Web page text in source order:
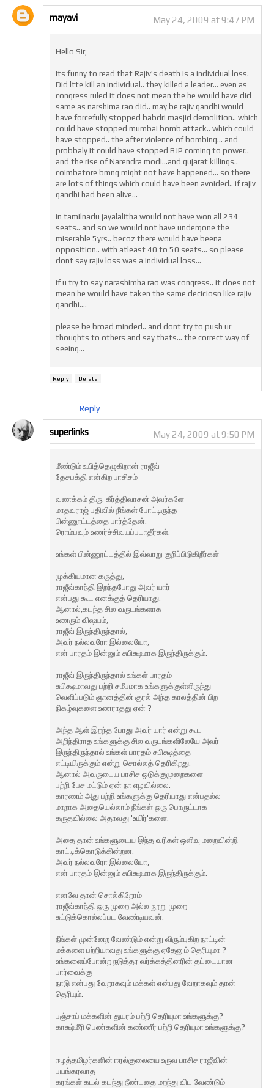
mayavi May 24, 2009 at 9:47 PM
Hello Sir,
Its funny to read that Rajiv's death is a individual loss.
Did ltte kill an individual.. they killed a leader... even as
congress ruled it does not mean the he would have did
same as narshima rao did.. may be rajiv gandhi would
have forcefully stopped babdri masjid demolition.. which
could have stopped mumbai bomb attack.. which could
have stopped.. the after violence of bombing... and
probbaly it could have stopped BJP coming to power..
and the rise of Narendra modi...and gujarat killings..
coimbatore bmng might not have happened... so there
are lots of things which could have been avoided.. if rajiv
gandhi had been alive...
in tamilnadu jayalalitha would not have won all 234
seats.. and so we would not have undergone the
miserable 5yrs.. becoz there would have beena
opposition.. with atleast 40 to 50 seats... so please
dont say rajiv loss was a individual loss...
if u try to say narashimha rao was congress.. it does not
mean he would have taken the same deciciosn like rajiv
gandhi....
please be broad minded.. and dont try to push ur
thoughts to others and say thats... the correct way of
seeing...
Reply Delete
Reply
superlinks May 24, 2009 at 9:50 PM
மீண்டும் உயித்தெழுகிறான் ராஜீவ்
தேசபக்தி என்கிற பாசிசம்
வணக்கம் திரு. கீர்த்திவாசன் அவர்களே
மாதவராஜ் பதிவில் நீங்கள் போட்டிருந்த‌
பின்ணூட்டத்தை பார்த்தேன்.
ரொம்பவும் உணர்ச்சிவயப்படாதீர்கள்.
உங்கள் பின்ணூட்டத்தில் இவ்வாறு குறிப்பிடுகிறீர்கள்
முக்கியமான கருத்து,
ராஜீவ்காந்தி இறந்தபோது அவர் யார்
என்பது கூட எனக்குத் தெரியாது.
ஆனால்,கடந்த சில வருடங்களாக
உணரும் விஷயம்,
ராஜீவ் இருந்திருந்தால்,
அவர் நல்லவரோ இல்லையோ,
என் பாரதம் இன்னும் சுபிக்ஷமாக இருந்திருக்கும்.
ராஜீவ் இருந்திருந்தால் உங்கள் பாரதம்
சுபிக்ஷமாவது பற்றி சமீபமாக உங்க‌ளுக்குள்ளிருந்து
வெளிப்படும் ஞானத்தின் குரல் அந்த காலத்தின் பிற‌
நிகழ்வுகளை உணராதது ஏன் ?
அந்த ஆள் இறந்த போது அவர் யார் என்று கூட‌
அறிந்திராத உங்களுக்கு சில வருடங்களிலேயே அவர்
இருந்திருந்தால் உங்கள் பாரதம் சுபிக்ஷத்தை
எட்டியிருக்கும் என்று சொல்லத் தெரிகிறது.
ஆனால் அவருடைய பாசிச‌ ஒடுக்குமுறைகளை
பற்றி பேச மட்டும் ஏன் நா எழவில்லை.
காரணம் அது பற்றி உங்களுக்கு தெரியாது என்பதல்ல
மாறாக அதையெல்லாம் நீங்கள் ஒரு பொருட்டாக‌
கருதவில்லை அதாவது 'உயிர்'களை.
அதை தான் உங்களுடைய இந்த வரிகள் ஒளிவு மறைவின்றி
காட்டிக்கொடுக்கின்றன.
அவர் நல்லவரோ இல்லையோ,
என் பாரதம் இன்னும் சுபிக்ஷமாக இருந்திருக்கும்.
எனவே தான் சொல்கிறோம்
ராஜீவ்காந்தி ஒரு முறை அல்ல நூறு முறை
சுட்டுக்கொல்லப்பட வேண்டியவன்.
நீங்கள் முன்னேற வேண்டும் என்று விரும்புகிற‌ நாட்டின்
மக்களை பற்றியாவது உங்களுக்கு ஏதேனும் தெரியுமா ?
உங்களைப்போன்ற நடுத்தர வர்க்கத்தினரின் தட்டையான‌
பார்வைக்கு
நாடு என்பது வேறாகவும் மக்கள் என்பது வேறாகவும் தான்
தெரியும்.
பஞ்சாப் மக்களின் துயரம் பற்றி தெரியுமா உங்களுக்கு?
காக்ஷ்மீரி பெண்களின் கண்ணீர் பற்றி தெரியுமா உங்களுக்கு?
ஈழத்தமிழர்களின் ஈரல்குலையை உருவ பாசிச‌ ராஜீவின்
பயங்கரவாத‌
கரங்கள் கடல் கடந்து நீண்டதை மறந்து விட வேண்டும்